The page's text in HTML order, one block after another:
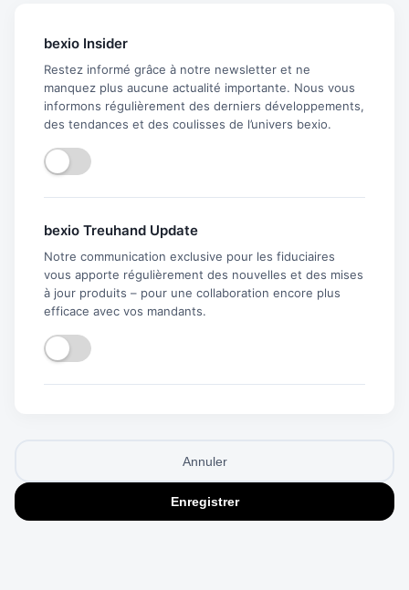
bexio Insider
Restez informé grâce à notre newsletter et ne
manquez plus aucune actualité importante. Nous vous
informons régulièrement des derniers développements,
des tendances et des coulisses de l’univers bexio.
bexio Treuhand Update
Notre communication exclusive pour les fiduciaires
vous apporte régulièrement des nouvelles et des mises
à jour produits – pour une collaboration encore plus
efficace avec vos mandants.
Annuler
Enregistrer